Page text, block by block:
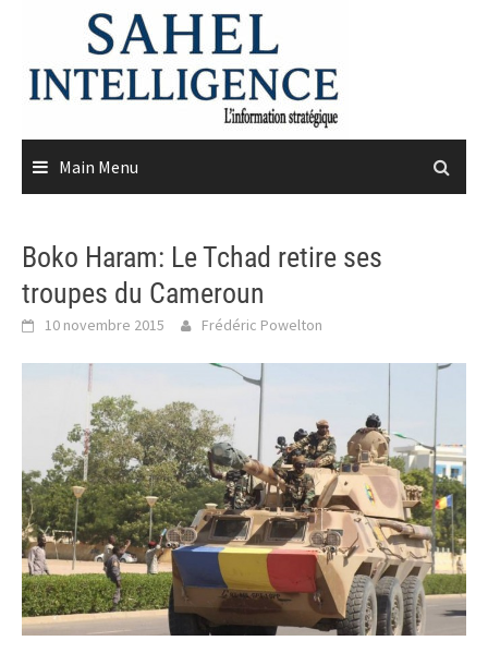
content
Main Menu
Boko Haram: Le Tchad retire ses
troupes du Cameroun
10 novembre 2015 Frédéric Powelton